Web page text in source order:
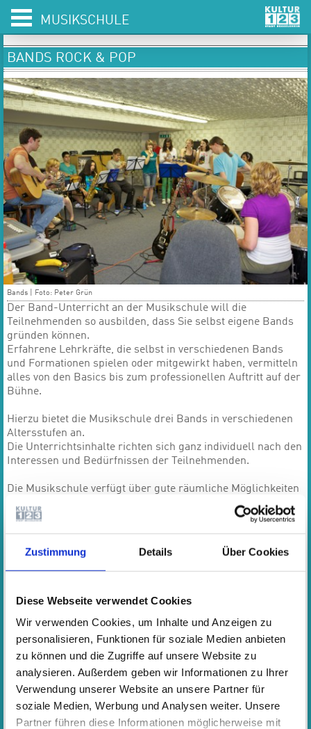
Zustimmung Details Über Cookies
Diese Webseite verwendet Cookies
Wir verwenden Cookies, um Inhalte und Anzeigen zu
personalisieren, Funktionen für soziale Medien anbieten
zu können und die Zugriffe auf unsere Website zu
analysieren. Außerdem geben wir Informationen zu Ihrer
Verwendung unserer Website an unsere Partner für
soziale Medien, Werbung und Analysen weiter. Unsere
Partner führen diese Informationen möglicherweise mit
MUSIKSCHULE
BANDS ROCK & POP
Bands | Foto: Peter Grün
Der Band-Unterricht an der Musikschule will die
Teilnehmenden so ausbilden, dass Sie selbst eigene Bands
gründen können.
Erfahrene Lehrkräfte, die selbst in verschiedenen Bands
und Formationen spielen oder mitgewirkt haben, vermitteln
alles von den Basics bis zum professionellen Auftritt auf der
Bühne.
Hierzu bietet die Musikschule drei Bands in verschiedenen
Altersstufen an.
Die Unterrichtsinhalte richten sich ganz individuell nach den
Interessen und Bedürfnissen der Teilnehmenden.
Die Musikschule verfügt über gute räumliche Möglichkeiten
und stellt auch die benötigte Ausrüstung (Equipment) zur
Verfügung.
Teilnehmende der Musikschule werden automatisch zur
kostenfreien Teilnahme eingeladen, sobald sie das
notwendige Spielvermögen besitzen.
Goetheschule, Bandproberaum
Band Kids
Donnerstag, 18:15 - 19:15 Uhr
Leitung
GERALD BORK
Band Jugendliche